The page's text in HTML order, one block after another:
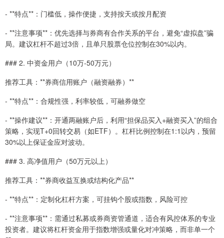
- **特点**：门槛低，操作便捷，支持按天或按月配资
- **注意事项**：优先选择与券商有合作关系的平台，避免“虚拟盘”骗
局。建议杠杆不超过3倍，且单只股票仓位控制在30%以内。
### 2. 中资金用户（10万-50万元）
推荐工具：**券商信用账户（融资融券）**
- **特点**：合规性强，利率较低，可融券做空
- **操作建议**：开通两融账户后，利用“担保品买入+融资买入”的组合
策略，实现T+0回转交易（如ETF）。杠杆比例控制在1:1以内，预留
30%以上保证金应对波动。
### 3. 高净值用户（50万元以上）
推荐工具：**券商收益互换或结构化产品**
- **特点**：定制化杠杆方案，可挂钩个股或指数，风险可控
- **注意事项**：需通过私募或券商资管通道，适合有风控体系的专业
投资者。建议将杠杆资金用于指数增强或量化对冲策略，而非单一个